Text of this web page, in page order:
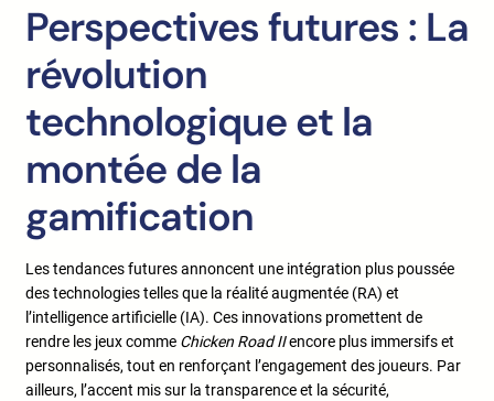
Perspectives futures : La
révolution
technologique et la
montée de la
gamification
Les tendances futures annoncent une intégration plus poussée
des technologies telles que la réalité augmentée (RA) et
l’intelligence artificielle (IA). Ces innovations promettent de
rendre les jeux comme Chicken Road IIencore plus immersifs et
personnalisés, tout en renforçant l’engagement des joueurs. Par
ailleurs, l’accent mis sur la transparence et la sécurité,